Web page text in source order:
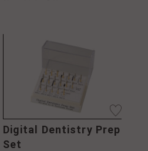
Digital Dentistry Prep
Set